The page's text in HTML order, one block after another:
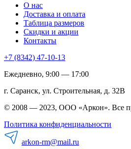
О нас
Доставка и оплата
Таблица размеров
Скидки и акции
Контакты
+7 (8342) 47-10-13
Ежедневно, 9:00 — 17:00
г. Саранск, ул. Строительная, д. 32В
© 2008 — 2023, ООО «Аркон». Все
Политика конфиденциальности
arkon-rm@mail.ru